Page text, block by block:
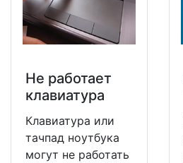
Не работает
клавиатура
Клавиатура или
тачпад ноутбука
могут не работать